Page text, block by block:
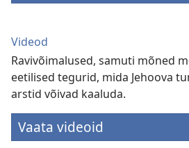
Videod
Ravivõimalused, samuti mõned
eetilised tegurid, mida Jehoova
arstid võivad kaaluda.
Vaata videoid